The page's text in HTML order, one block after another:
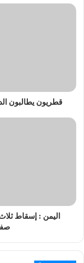
قطريون يطالبون
اليمن : إسقاط